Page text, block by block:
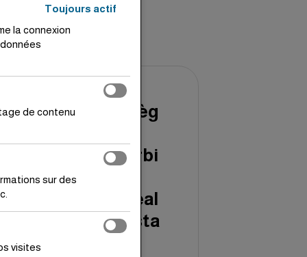
Siège Orbis
Real Estate
Sièg
Orbi
Real
Esta
Toujours actif
la connexion
de contenu
sur des
visites